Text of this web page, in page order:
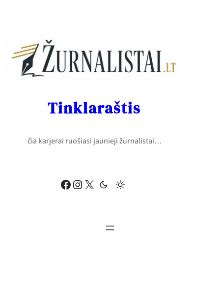
Facebook Instagram X
Tinklaraštis
čia karjerai ruošiasi jaunieji žurnalistai…